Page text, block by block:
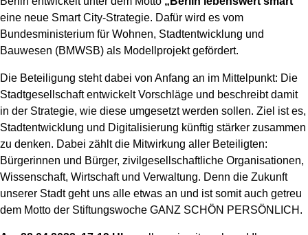
eine neue Smart City-Strategie. Dafür wird es vom
Bundesministerium für Wohnen, Stadtentwicklung und
Bauwesen (BMWSB) als Modellprojekt gefördert.
Die Beteiligung steht dabei von Anfang an im Mittelpunkt: Die
Stadtgesellschaft entwickelt Vorschläge und beschreibt damit
in der Strategie, wie diese umgesetzt werden sollen. Ziel ist es,
Stadtentwicklung und Digitalisierung künftig stärker zusammen
zu denken. Dabei zählt die Mitwirkung aller Beteiligten:
Bürgerinnen und Bürger, zivilgesellschaftliche Organisationen,
Wissenschaft, Wirtschaft und Verwaltung. Denn die Zukunft
unserer Stadt geht uns alle etwas an und ist somit auch getreu
dem Motto der Stiftungswoche GANZ SCHÖN PERSÖNLICH.